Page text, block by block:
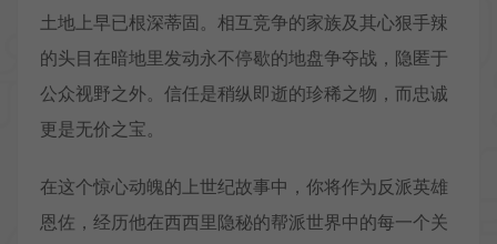
土地上早已根深蒂固。相互竞争的家族及其心狠手辣
的头目在暗地里发动永不停歇的地盘争夺战，隐匿于
公众视野之外。信任是稍纵即逝的珍稀之物，而忠诚
更是无价之宝。
在这个惊心动魄的上世纪故事中，你将作为反派英雄
恩佐，经历他在西西里隐秘的帮派世界中的每一个关